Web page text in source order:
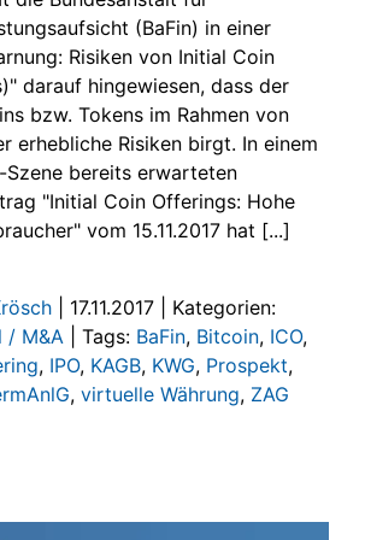
(BaFin) in einer
Risiken von Initial Coin
darauf hingewiesen, dass der
bzw. Tokens im Rahmen von
erhebliche Risiken birgt. In einem
bereits erwarteten
"Initial Coin Offerings: Hohe
vom 15.11.2017 hat [...]
17.11.2017
Kategorien:
/ M&A
Tags: BaFin, Bitcoin, ICO,
, IPO, KAGB, KWG, Prospekt,
, virtuelle Währung, ZAG